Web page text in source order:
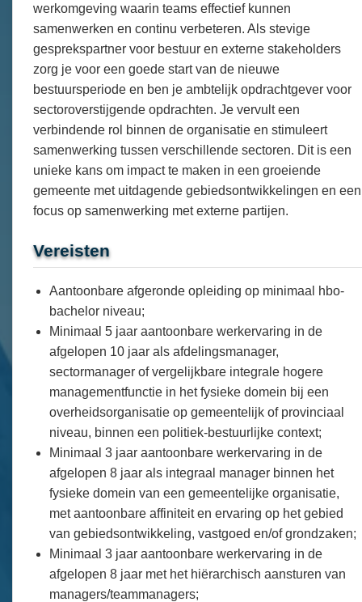
werkomgeving waarin teams effectief kunnen
samenwerken en continu verbeteren. Als stevige
gesprekspartner voor bestuur en externe stakeholders
zorg je voor een goede start van de nieuwe
bestuursperiode en ben je ambtelijk opdrachtgever voor
sectoroverstijgende opdrachten. Je vervult een
verbindende rol binnen de organisatie en stimuleert
samenwerking tussen verschillende sectoren. Dit is een
unieke kans om impact te maken in een groeiende
gemeente met uitdagende gebiedsontwikkelingen en een
focus op samenwerking met externe partijen.
Vereisten
Aantoonbare afgeronde opleiding op minimaal hbo-
bachelor niveau;
Minimaal 5 jaar aantoonbare werkervaring in de
afgelopen 10 jaar als afdelingsmanager,
sectormanager of vergelijkbare integrale hogere
managementfunctie in het fysieke domein bij een
overheidsorganisatie op gemeentelijk of provinciaal
niveau, binnen een politiek-bestuurlijke context;
Minimaal 3 jaar aantoonbare werkervaring in de
afgelopen 8 jaar als integraal manager binnen het
fysieke domein van een gemeentelijke organisatie,
met aantoonbare affiniteit en ervaring op het gebied
van gebiedsontwikkeling, vastgoed en/of grondzaken;
Minimaal 3 jaar aantoonbare werkervaring in de
afgelopen 8 jaar met het hiërarchisch aansturen van
managers/teammanagers;